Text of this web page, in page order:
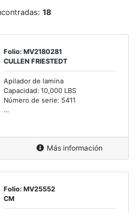
18
Folio: MV2180281
CULLEN FRIESTEDT
Apilador de lamina
Capacidad: 10,000 LBS
Número de serie: 5411
...
Más información
Folio: MV25552
CM